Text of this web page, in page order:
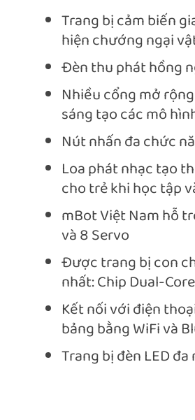
Trang bị cảm biến
hiện chướng ngại
Đèn thu phát hồng
Nhiều cổng mở
sáng tạo các mô
Nút nhấn đa chức
Loa phát nhạc tạo
cho trẻ khi học tập
mBot Việt Nam hỗ
và 8 Servo
Được trang bị con
nhất: Chip Dual-
Kết nối với điện
bảng bằng WiFi và
Trang bị đèn LED đa